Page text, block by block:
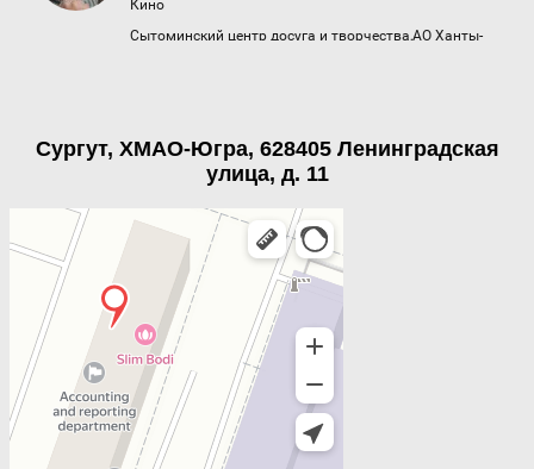
Сургут, ХМАО-Югра, 628405 Ленинградская
улица, д. 11